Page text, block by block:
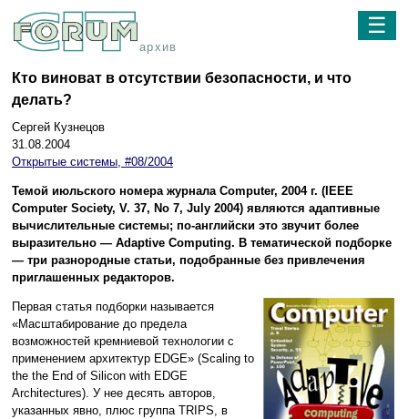
архив
☰
Кто виноват в отсутствии безопасности, и что
делать?
Сергей Кузнецов
31.08.2004
Открытые системы, #08/2004
Темой июльского номера журнала Computer, 2004 г. (IEEE
Computer Society, V. 37, No 7, July 2004) являются адаптивные
вычислительные системы; по-английски это звучит более
выразительно — Adaptive Computing. В тематической подборке
— три разнородные статьи, подобранные без привлечения
приглашенных редакторов.
Первая статья подборки называется
«Масштабирование до предела
возможностей кремниевой технологии с
применением архитектур EDGE» (Scaling to
the the End of Silicon with EDGE
Architectures). У нее десять авторов,
указанных явно, плюс группа TRIPS, в